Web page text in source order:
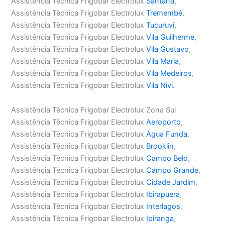
Assistência Técnica Frigobar ElectroluxTremembé,
Assistência Técnica Frigobar ElectroluxTucuruvi,
Assistência Técnica Frigobar ElectroluxVila Guilherme,
Assistência Técnica Frigobar ElectroluxVila Gustavo,
Assistência Técnica Frigobar ElectroluxVila Maria,
Assistência Técnica Frigobar ElectroluxVila Medeiros,
Assistência Técnica Frigobar ElectroluxVila Nivi.
Assistência Técnica Frigobar Electrolux Zona Sul
Assistência Técnica Frigobar ElectroluxAeroporto,
Assistência Técnica Frigobar ElectroluxÁgua Funda,
Assistência Técnica Frigobar Electrolux Brooklin,
Assistência Técnica Frigobar ElectroluxCampo Belo,
Assistência Técnica Frigobar ElectroluxCampo Grande,
Assistência Técnica Frigobar ElectroluxCidade Jardim,
Assistência Técnica Frigobar Electrolux Ibirapuera,
Assistência Técnica Frigobar Electrolux Interlagos,
Assistência Técnica Frigobar Electrolux Ipiranga,